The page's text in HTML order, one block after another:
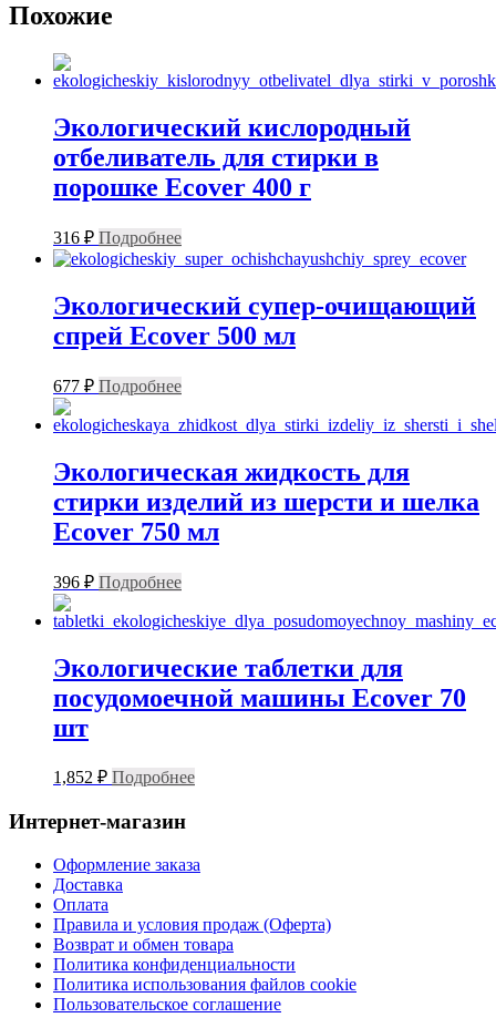
Похожие
Экологический кислородный
отбеливатель для стирки в
порошке Ecover 400 г
316 ₽ Подробнее
Экологический супер-очищающий
спрей Ecover 500 мл
677 ₽ Подробнее
Экологическая жидкость для
стирки изделий из шерсти и шелка
Ecover 750 мл
396 ₽ Подробнее
Экологические таблетки для
посудомоечной машины Ecover 70
шт
1,852 ₽ Подробнее
Интернет-магазин
Оформление заказа
Доставка
Оплата
Правила и условия продаж (Оферта)
Возврат и обмен товара
Политика конфиденциальности
Политика использования файлов cookie
Пользовательское соглашение